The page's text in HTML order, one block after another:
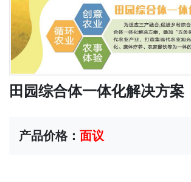
田园综合体一体化解决方案
产品价格： 面议